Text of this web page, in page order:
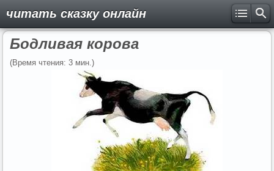
читать сказку онлайн
Бодливая корова
(Время чтения: 3 мин.)